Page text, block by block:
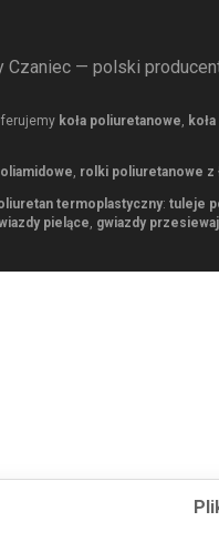
— polski
koła poliuretanowe
rolki poliuretanowe z
termoplastyczny: tuleje
pielące gwiazdy